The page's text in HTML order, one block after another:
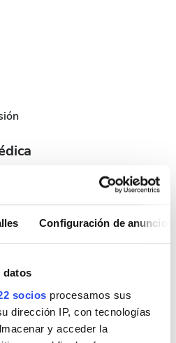
Configuración de anuncios
datos
socios procesamos sus
dirección IP, con tecnologías
y acceder la
médica específica
Puedes subir los
a la clínica cuando
Identification Form
disponibles